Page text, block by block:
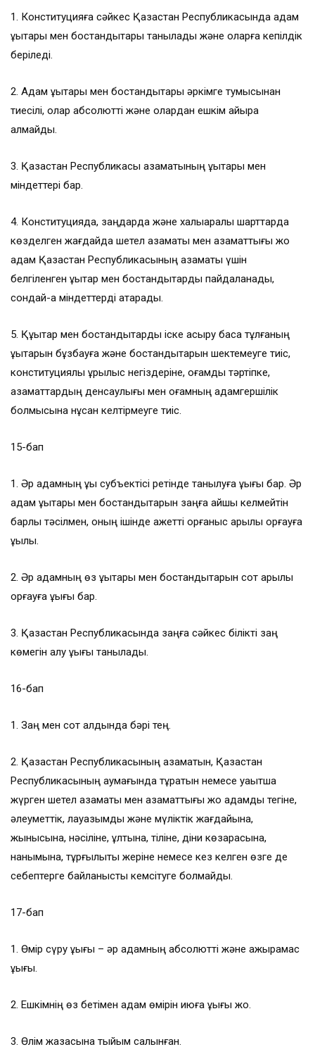
1. Конституцияға сәйкес Қазақстан Республикасында адам
құқықтары мен бостандықтары танылады және оларға кепiлдiк
берiледi.
2. Адам құқықтары мен бостандықтары әркiмге тумысынан
тиесілі, олар абсолютті және олардан ешкiм айыра
алмайды.
3. Қазақстан Республикасы азаматының құқықтары мен
мiндеттері бар.
4. Конституцияда, заңдарда және халықаралық шарттарда
көзделген жағдайда шетел азаматы мен азаматтығы жоқ
адам Қазақстан Республикасының азаматы үшін
белгіленген құқықтар мен бостандықтарды пайдаланады,
сондай-ақ мiндеттерді атқарады.
5. Құқықтар мен бостандықтарды іске асыру басқа тұлғаның
құқықтарын бұзбауға және бостандықтарын шектемеуге тиiс,
конституциялық құрылыс негіздеріне, қоғамдық тәртіпке,
азаматтардың денсаулығы мен қоғамның адамгершілік
болмысына нұқсан келтiрмеуге тиiс.
15-бап
1. Әр адамның құқық субъектiсi ретiнде танылуға құқығы бар. Әр
адам құқықтары мен бостандықтарын заңға қайшы келмейтiн
барлық тәсiлмен, оның ішінде қажетті қорғаныс арқылы қорғауға
құқылы.
2. Әр адамның өз құқықтары мен бостандықтарын сот арқылы
қорғауға құқығы бар.
3. Қазақстан Республикасында заңға сәйкес біліктi заң
көмегін алу құқығы танылады.
16-бап
1. Заң мен сот алдында бәрi тең.
2. Қазақстан Республикасының азаматын, Қазақстан
Республикасының аумағында тұратын немесе уақытша
жүрген шетел азаматы мен азаматтығы жоқ адамды тегiне,
әлеуметтiк, лауазымдық және мүлiктiк жағдайына,
жынысына, нәсiлiне, ұлтына, тіліне, дiни көзқарасына,
нанымына, тұрғылықты жерiне немесе кез келген өзге де
себептерге байланысты кемсiтуге болмайды.
17-бап
1. Өмір сүру құқығы – әр адамның абсолютті және ажырамас
құқығы.
2. Ешкімнің өз бетімен адам өмірін қиюға құқығы жоқ.
3. Өлім жазасына тыйым салынған.